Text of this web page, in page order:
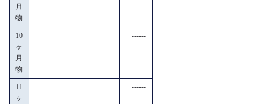
月
物
10
ヶ
月
物
------
11
ヶ
------